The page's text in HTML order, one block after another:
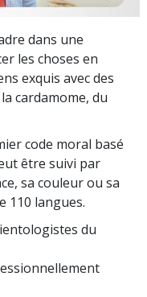
dans une
les choses en
exquis avec des
cardamome, du
code moral basé
être suivi par
sa couleur ou sa
110 langues.
du